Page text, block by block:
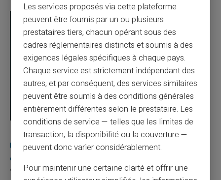
03/08/2026 Veritas Carte prépayée
Une carte bancaire gratuite sans compte, ça
existe ?
Vous avez tapé cette recherche parce que votre banque vous
Les services proposés via cette plateforme
peuvent être fournis par un ou plusieurs
prestataires tiers, chacun opérant sous des
cadres réglementaires distincts et soumis à des
exigences légales spécifiques à chaque pays.
Chaque service est strictement indépendant des
autres, et par conséquent, des services similaires
peuvent être soumis à des conditions générales
entièrement différentes selon le prestataire. Les
conditions de service — telles que les limites de
transaction, la disponibilité ou la couverture —
peuvent donc varier considérablement.
Pour maintenir une certaine clarté et offrir une